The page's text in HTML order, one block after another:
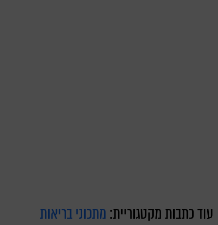
עוד כתבות מקטגוריית: מתכוני בריאות